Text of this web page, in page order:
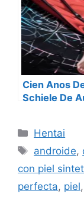
Cien Anos
Schiele De
Categorías
Hentai
Etiquetas
androide,
con piel
perfecta, piel,